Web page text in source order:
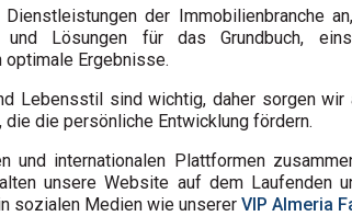
der Immobilienbranche
und Lösungen für das Grundbuch,
optimale Ergebnisse.
Lebensstil sind wichtig, daher sorgen wir
die persönliche Entwicklung fördern.
internationalen Plattformen
unsere Website auf dem Laufenden
sozialen Medien wie unserer VIP Almeria